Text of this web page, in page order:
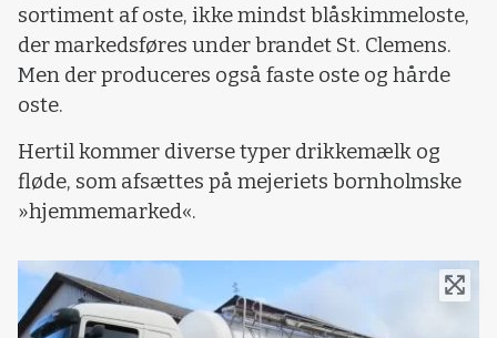
sortiment af oste, ikke mindst blåskimmeloste,
der markedsføres under brandet St. Clemens.
Men der produceres også faste oste og hårde
oste.
Hertil kommer diverse typer drikkemælk og
fløde, som afsættes på mejeriets bornholmske
»hjemmemarked«.